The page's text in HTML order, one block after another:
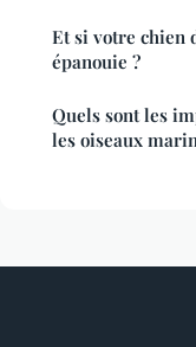
Et si votre chien
épanouie ?
Quels sont les
les oiseaux